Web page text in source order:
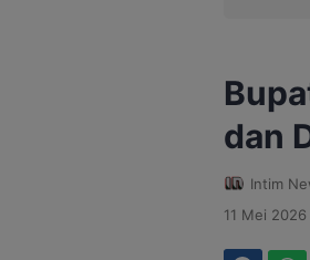
dan
Intim
11 Mei 2026